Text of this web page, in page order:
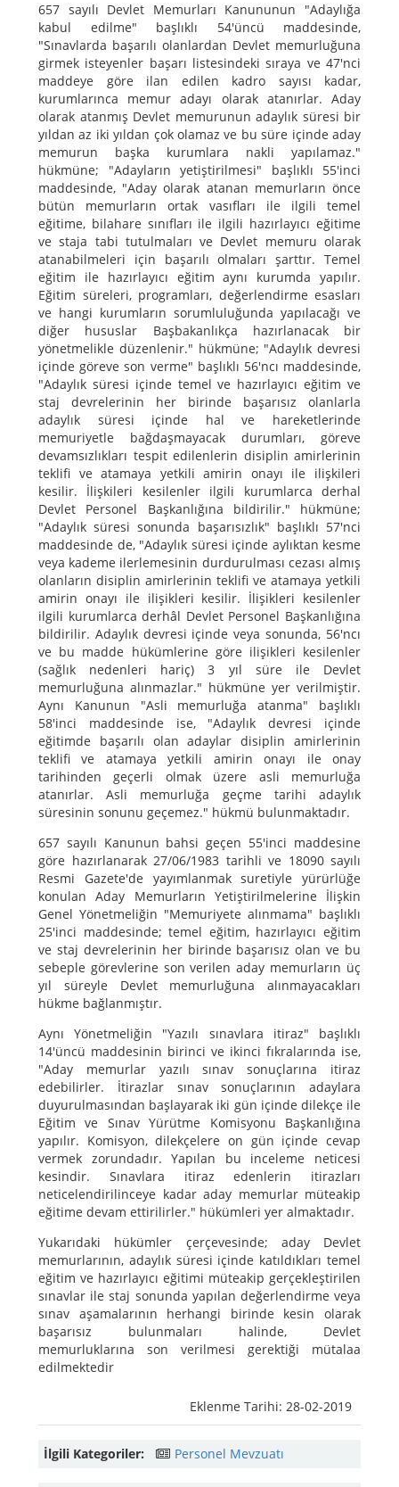
657 sayılı Devlet Memurları Kanununun "Adaylığa
kabul edilme" başlıklı 54'üncü maddesinde,
"Sınavlarda başarılı olanlardan Devlet memurluğuna
girmek isteyenler başarı listesindeki sıraya ve 47'nci
maddeye göre ilan edilen kadro sayısı kadar,
kurumlarınca memur adayı olarak atanırlar. Aday
olarak atanmış Devlet memurunun adaylık süresi bir
yıldan az iki yıldan çok olamaz ve bu süre içinde aday
memurun başka kurumlara nakli yapılamaz."
hükmüne; "Adayların yetiştirilmesi" başlıklı 55'inci
maddesinde, "Aday olarak atanan memurların önce
bütün memurların ortak vasıfları ile ilgili temel
eğitime, bilahare sınıfları ile ilgili hazırlayıcı eğitime
ve staja tabi tutulmaları ve Devlet memuru olarak
atanabilmeleri için başarılı olmaları şarttır. Temel
eğitim ile hazırlayıcı eğitim aynı kurumda yapılır.
Eğitim süreleri, programları, değerlendirme esasları
ve hangi kurumların sorumluluğunda yapılacağı ve
diğer hususlar Başbakanlıkça hazırlanacak bir
yönetmelikle düzenlenir." hükmüne; "Adaylık devresi
içinde göreve son verme" başlıklı 56'ncı maddesinde,
"Adaylık süresi içinde temel ve hazırlayıcı eğitim ve
staj devrelerinin her birinde başarısız olanlarla
adaylık süresi içinde hal ve hareketlerinde
memuriyetle bağdaşmayacak durumları, göreve
devamsızlıkları tespit edilenlerin disiplin amirlerinin
teklifi ve atamaya yetkili amirin onayı ile ilişkileri
kesilir. İlişkileri kesilenler ilgili kurumlarca derhal
Devlet Personel Başkanlığına bildirilir." hükmüne;
"Adaylık süresi sonunda başarısızlık" başlıklı 57'nci
maddesinde de, "Adaylık süresi içinde aylıktan kesme
veya kademe ilerlemesinin durdurulması cezası almış
olanların disiplin amirlerinin teklifi ve atamaya yetkili
amirin onayı ile ilişikleri kesilir. İlişikleri kesilenler
ilgili kurumlarca derhâl Devlet Personel Başkanlığına
bildirilir. Adaylık devresi içinde veya sonunda, 56'ncı
ve bu madde hükümlerine göre ilişikleri kesilenler
(sağlık nedenleri hariç) 3 yıl süre ile Devlet
memurluğuna alınmazlar." hükmüne yer verilmiştir.
Aynı Kanunun "Asli memurluğa atanma" başlıklı
58'inci maddesinde ise, "Adaylık devresi içinde
eğitimde başarılı olan adaylar disiplin amirlerinin
teklifi ve atamaya yetkili amirin onayı ile onay
tarihinden geçerli olmak üzere asli memurluğa
atanırlar. Asli memurluğa geçme tarihi adaylık
süresinin sonunu geçemez." hükmü bulunmaktadır.
657 sayılı Kanunun bahsi geçen 55'inci maddesine
göre hazırlanarak 27/06/1983 tarihli ve 18090 sayılı
Resmi Gazete'de yayımlanmak suretiyle yürürlüğe
konulan Aday Memurların Yetiştirilmelerine İlişkin
Genel Yönetmeliğin "Memuriyete alınmama" başlıklı
25'inci maddesinde; temel eğitim, hazırlayıcı eğitim
ve staj devrelerinin her birinde başarısız olan ve bu
sebeple görevlerine son verilen aday memurların üç
yıl süreyle Devlet memurluğuna alınmayacakları
hükme bağlanmıştır.
Aynı Yönetmeliğin "Yazılı sınavlara itiraz" başlıklı
14'üncü maddesinin birinci ve ikinci fıkralarında ise,
"Aday memurlar yazılı sınav sonuçlarına itiraz
edebilirler. İtirazlar sınav sonuçlarının adaylara
duyurulmasından başlayarak iki gün içinde dilekçe ile
Eğitim ve Sınav Yürütme Komisyonu Başkanlığına
yapılır. Komisyon, dilekçelere on gün içinde cevap
vermek zorundadır. Yapılan bu inceleme neticesi
kesindir. Sınavlara itiraz edenlerin itirazları
neticelendirilinceye kadar aday memurlar müteakip
eğitime devam ettirilirler." hükümleri yer almaktadır.
Yukarıdaki hükümler çerçevesinde; aday Devlet
memurlarının, adaylık süresi içinde katıldıkları temel
eğitim ve hazırlayıcı eğitimi müteakip gerçekleştirilen
sınavlar ile staj sonunda yapılan değerlendirme veya
sınav aşamalarının herhangi birinde kesin olarak
başarısız bulunmaları halinde, Devlet
memurluklarına son verilmesi gerektiği mütalaa
edilmektedir
Eklenme Tarihi: 28-02-2019
İlgili Kategoriler: Personel Mevzuatı